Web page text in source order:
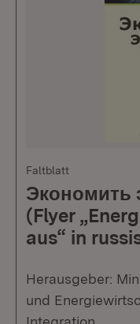
Faltblatt
Экономить
(Flyer
aus“ in
Herausgeber:
und